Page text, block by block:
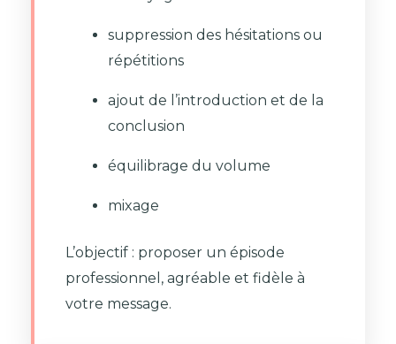
suppression des hésitations ou
répétitions
ajout de l’introduction et de la
conclusion
équilibrage du volume
mixage
L’objectif : proposer un épisode
professionnel, agréable et fidèle à
votre message.